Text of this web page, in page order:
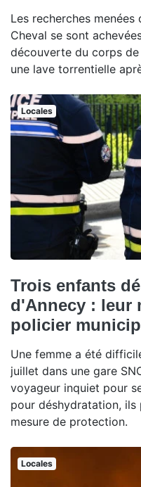
Les recherches
Cheval se sont
découverte du corps
une lave torrentielle
Locales
Trois enfants
d'Annecy : leur
policier
Une femme a été
juillet dans une gare
voyageur inquiet pour
pour déshydratation, ils
mesure de protection.
Locales